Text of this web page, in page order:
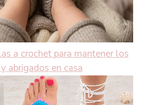
a crochet para mantener los
abrigados en casa